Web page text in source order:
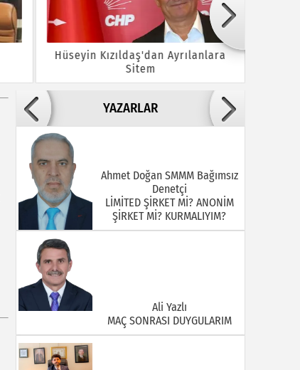
Hüseyin Kızıldaş'dan Ayrılanlara
Sitem
YAZARLAR
Ahmet Doğan SMMM Bağımsız
Denetçi
LİMİTED ŞİRKET Mİ? ANONİM
ŞİRKET Mİ? KURMALIYIM?
Ali Yazlı
MAÇ SONRASI DUYGULARIM